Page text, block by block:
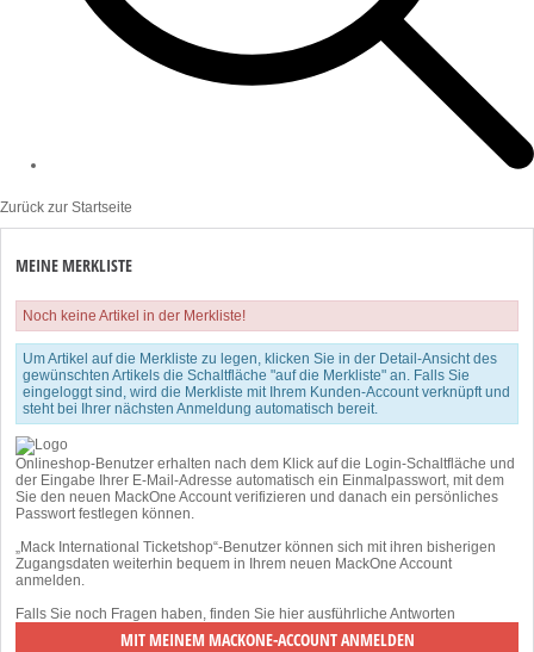
Zurück zur Startseite
MEINE MERKLISTE
Noch keine Artikel in der Merkliste!
Um Artikel auf die Merkliste zu legen, klicken Sie in der Detail-Ansicht des
gewünschten Artikels die Schaltfläche "auf die Merkliste" an. Falls Sie
eingeloggt sind, wird die Merkliste mit Ihrem Kunden-Account verknüpft und
steht bei Ihrer nächsten Anmeldung automatisch bereit.
Onlineshop-Benutzer erhalten nach dem Klick auf die Login-Schaltfläche und
der Eingabe Ihrer E-Mail-Adresse automatisch ein Einmalpasswort, mit dem
Sie den neuen MackOne Account verifizieren und danach ein persönliches
Passwort festlegen können.
„Mack International Ticketshop“-Benutzer können sich mit ihren bisherigen
Zugangsdaten weiterhin bequem in Ihrem neuen MackOne Account
anmelden.
Falls Sie noch Fragen haben, finden Sie hier ausführliche Antworten